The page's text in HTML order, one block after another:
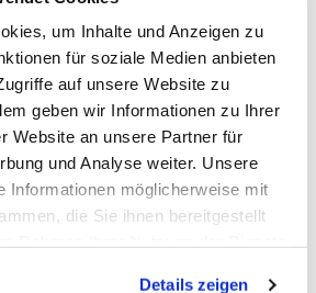
um Inhalte und Anzeigen zu
für soziale Medien anbieten
auf unsere Website zu
geben wir Informationen zu Ihrer
Website an unsere Partner für
und Analyse weiter. Unsere
Informationen möglicherweise mit
die Sie ihnen bereitgestellt
Details zeigen
Elektriker / Elektroniker /
oder vergleichbar
in der Montage
von elektrotechnischen
Gebäudetechnik